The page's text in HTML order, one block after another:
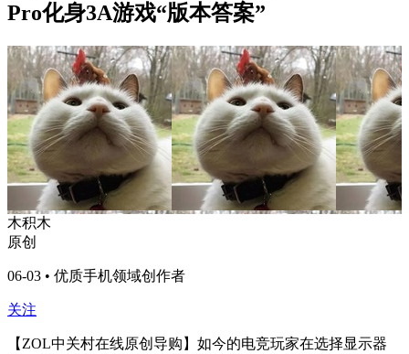
Pro化身3A游戏“版本答案”
木积木
原创
06-03 • 优质手机领域创作者
关注
【ZOL中关村在线原创导购】如今的电竞玩家在选择显示器